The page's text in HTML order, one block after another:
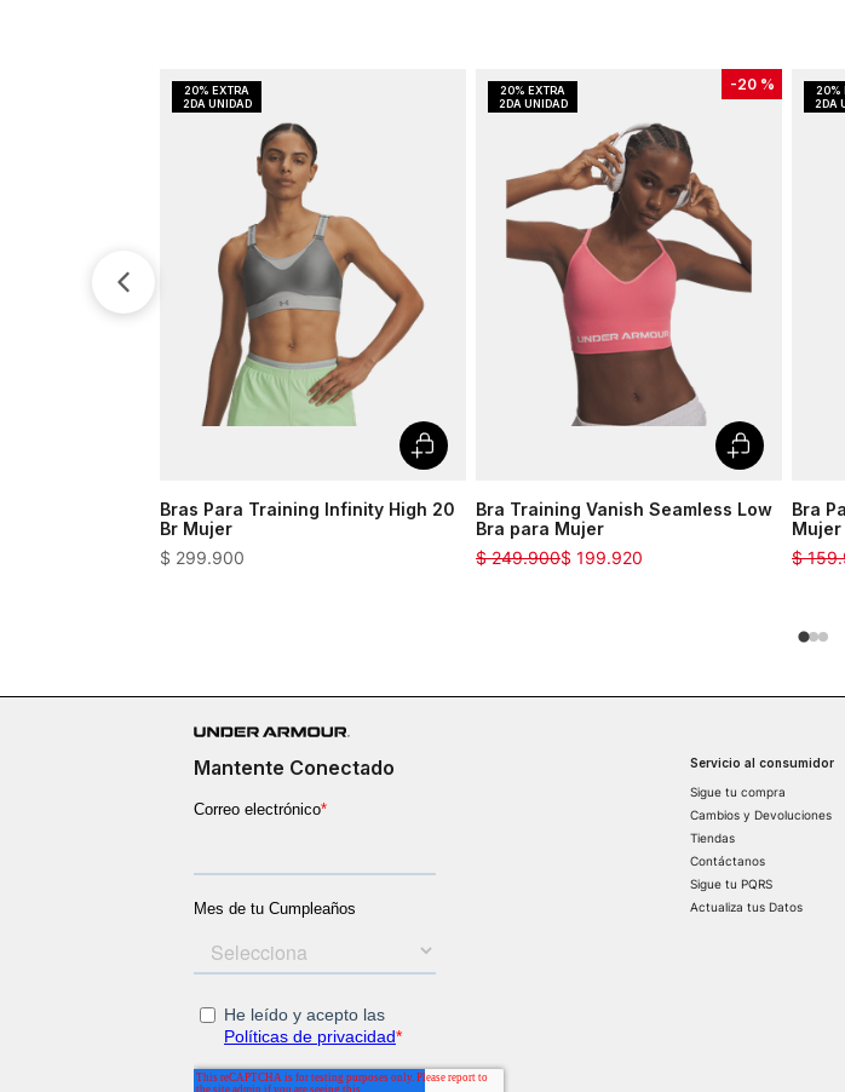
Bras Para Training Infinity High 20
Br Mujer
$ 299.900
-20 %
Bra Training Vanish Seamless Low
Bra para Mujer
$ 199.920
$ 249.900
Bra
Mujer
$ 159.
Mantente Conectado
Servicio al consumidor
Sigue tu compra
Cambios y Devoluciones
Tiendas
Contáctanos
Sigue tu PQRS
Actualiza tus Datos